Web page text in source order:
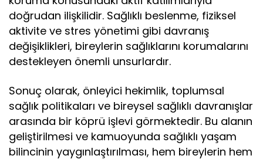
doğrudan ilişkilidir. Sağlıklı beslenme, fiziksel
aktivite ve stres yönetimi gibi davranış
değişiklikleri, bireylerin sağlıklarını korumalarını
destekleyen önemli unsurlardır.
Sonuç olarak, önleyici hekimlik, toplumsal
sağlık politikaları ve bireysel sağlıklı davranışlar
arasında bir köprü işlevi görmektedir. Bu alanın
geliştirilmesi ve kamuoyunda sağlıklı yaşam
bilincinin yaygınlaştırılması, hem bireylerin hem